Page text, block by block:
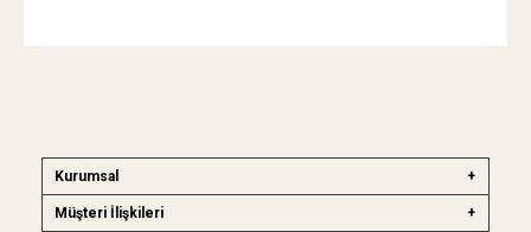
Kurumsal
Müşteri İlişkileri